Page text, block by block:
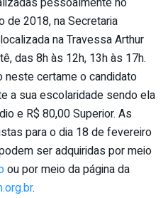
de 2018, na Secretaria
na Travessa Arthur
das 8h às 12h, 13h às 17h.
neste certame o candidato
a sua escolaridade sendo ela
e R$ 80,00 Superior. As
para o dia 18 de fevereiro
ser adquiridas por meio
ou por meio da página da
.